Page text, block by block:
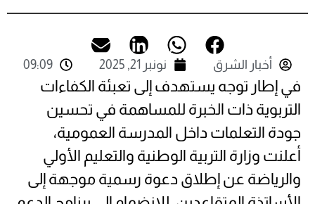
أخبار الشرق نونبر 21, 2025 09:09
في إطار توجه يستهدف إلى تعبئة الكفاءات
التربوية ذات الخبرة للمساهمة في تحسين
جودة التعلمات داخل المدرسة العمومية،
أعلنت وزارة التربية الوطنية والتعليم الأولي
والرياضة عن إطلاق دعوة رسمية موجهة إلى